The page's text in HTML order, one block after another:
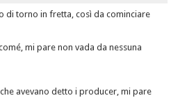
di torno in fretta, così da cominciare
mi pare non vada da nessuna
avevano detto i producer, mi pare